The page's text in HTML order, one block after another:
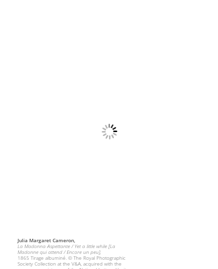
Julia Margaret Cameron,
La Madonna Aspettante / Yet a little while [La
Madonne qui attend / Encore un peu],
1865 Tirage albuminé. © The Royal Photographic
Society Collection at the V&A, acquired with the